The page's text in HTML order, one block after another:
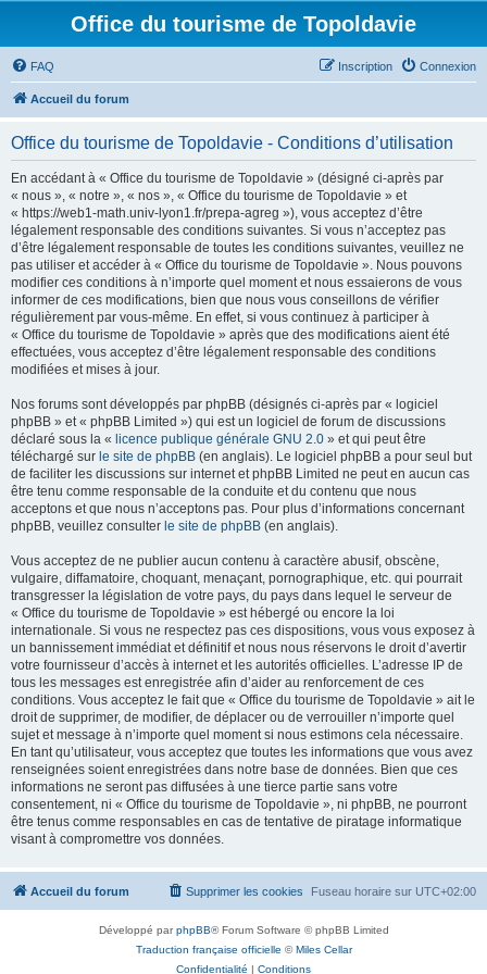
Office du tourisme de Topoldavie
FAQ Connexion
Inscription
Accueil du forum
Office du tourisme de Topoldavie - Conditions d’utilisation
En accédant à « Office du tourisme de Topoldavie » (désigné ci-après par
« nous », « notre », « nos », « Office du tourisme de Topoldavie » et
« https://web1-math.univ-lyon1.fr/prepa-agreg »), vous acceptez d’être
légalement responsable des conditions suivantes. Si vous n’acceptez pas
d’être légalement responsable de toutes les conditions suivantes, veuillez ne
pas utiliser et accéder à « Office du tourisme de Topoldavie ». Nous pouvons
modifier ces conditions à n’importe quel moment et nous essaierons de vous
informer de ces modifications, bien que nous vous conseillons de vérifier
régulièrement par vous-même. En effet, si vous continuez à participer à
« Office du tourisme de Topoldavie » après que des modifications aient été
effectuées, vous acceptez d’être légalement responsable des conditions
modifiées et mises à jour.
Nos forums sont développés par phpBB (désignés ci-après par « logiciel
phpBB » et « phpBB Limited ») qui est un logiciel de forum de discussions
déclaré sous la « licence publique générale GNU 2.0 » et qui peut être
téléchargé sur le site de phpBB (en anglais). Le logiciel phpBB a pour seul but
de faciliter les discussions sur internet et phpBB Limited ne peut en aucun cas
être tenu comme responsable de la conduite et du contenu que nous
acceptons et que nous n’acceptons pas. Pour plus d’informations concernant
phpBB, veuillez consulter le site de phpBB (en anglais).
Vous acceptez de ne publier aucun contenu à caractère abusif, obscène,
vulgaire, diffamatoire, choquant, menaçant, pornographique, etc. qui pourrait
transgresser la législation de votre pays, du pays dans lequel le serveur de
« Office du tourisme de Topoldavie » est hébergé ou encore la loi
internationale. Si vous ne respectez pas ces dispositions, vous vous exposez à
un bannissement immédiat et définitif et nous nous réservons le droit d’avertir
votre fournisseur d’accès à internet et les autorités officielles. L’adresse IP de
tous les messages est enregistrée afin d’aider au renforcement de ces
conditions. Vous acceptez le fait que « Office du tourisme de Topoldavie » ait le
droit de supprimer, de modifier, de déplacer ou de verrouiller n’importe quel
sujet et message à n’importe quel moment si nous estimons cela nécessaire.
En tant qu’utilisateur, vous acceptez que toutes les informations que vous avez
renseignées soient enregistrées dans notre base de données. Bien que ces
informations ne seront pas diffusées à une tierce partie sans votre
consentement, ni « Office du tourisme de Topoldavie », ni phpBB, ne pourront
être tenus comme responsables en cas de tentative de piratage informatique
visant à compromettre vos données.
Accueil du forum Fuseau horaire sur UTC+02:00
Supprimer les cookies
Développé parphpBB® Forum Software © phpBB Limited
Traduction française officielle ©Miles Cellar
Confidentialité | Conditions